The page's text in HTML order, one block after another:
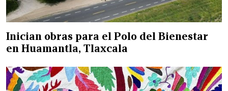
Inician obras para el Polo del Bienestar
en Huamantla, Tlaxcala